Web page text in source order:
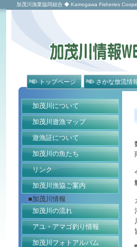
加茂川漁業協同組合 ◆ Kamogawa Fisheries
トップページ さかな放流情
加茂川について
加茂川遊漁マップ
遊漁証について
加茂川の魚たち
リンク
加茂川漁協ご案内
■加茂川情報
加茂川の流れ
アユ・アマゴ釣り情報
加茂川フォトアルバム